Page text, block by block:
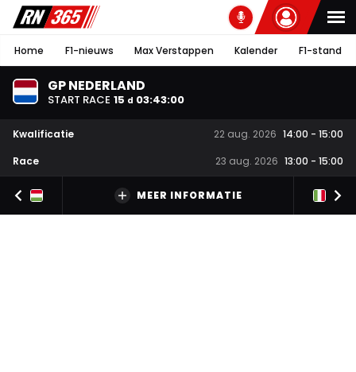
Home F1-nieuws Max Verstappen Kalender F1-stand
GP NEDERLAND
START RACE 15 d 03:42:59
Kwalificatie 22 aug. 2026 14:00 - 15:00
Race
23 aug. 2026 13:00 - 15:00
MEER INFORMATIE